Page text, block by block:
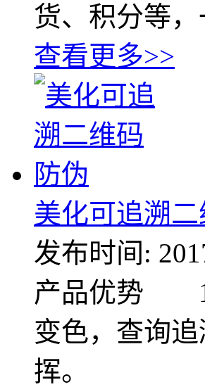
货、积分等
查看更多>>
美化可追溯
发布时间:
产品优势 1
变色，查询
挥。